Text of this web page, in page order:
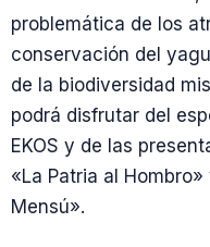
problemática de los
conservación del
de la biodiversidad
podrá disfrutar del
EKOS y de las
«La Patria al
Mensú».